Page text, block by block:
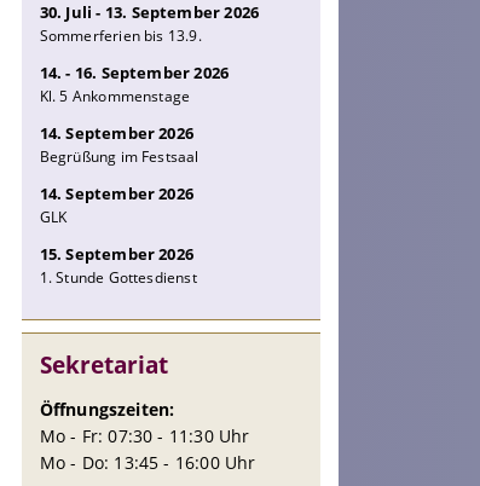
30. Juli - 13. September 2026
Sommerferien bis 13.9.
14. - 16. September 2026
Kl. 5 Ankommenstage
14. September 2026
Begrüßung im Festsaal
14. September 2026
GLK
15. September 2026
1. Stunde Gottesdienst
Sekretariat
Öffnungszeiten:
Mo - Fr: 07:30 - 11:30 Uhr
Mo - Do: 13:45 - 16:00 Uhr